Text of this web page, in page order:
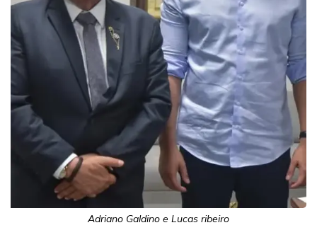
Adriano Galdino e Lucas ribeiro